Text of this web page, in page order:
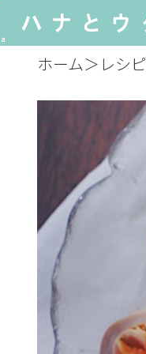
ホーム＞ レシピ